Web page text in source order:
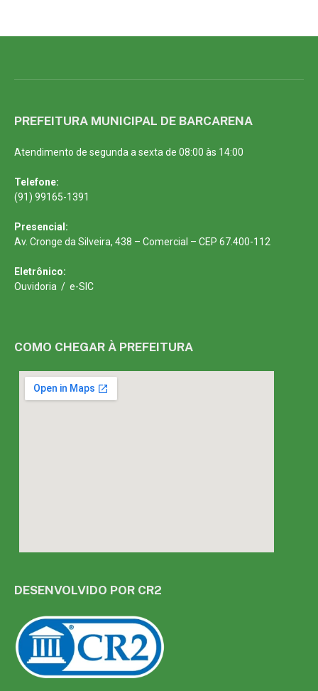
PREFEITURA MUNICIPAL DE BARCARENA
Atendimento de segunda a sexta de 08:00 às 14:00
Telefone:
(91) 99165-1391
Presencial:
Av. Cronge da Silveira, 438 – Comercial – CEP 67.400-112
Eletrônico:
Ouvidoria / e-SIC
COMO CHEGAR À PREFEITURA
DESENVOLVIDO POR CR2